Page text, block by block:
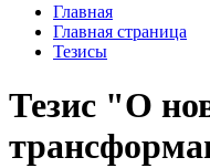
Главная
Главная страница
Тезисы
Тезис "О